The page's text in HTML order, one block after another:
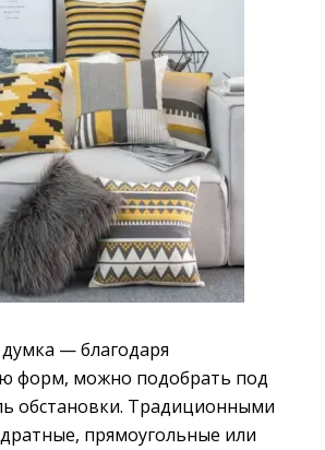
— благодаря
форм, можно подобрать под
обстановки. Традиционными
прямоугольные или